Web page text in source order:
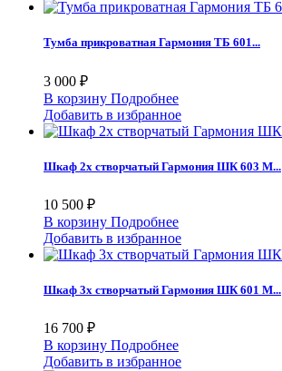
Тумба прикроватная Гармония ТБ 601...
3 000 ₽
В корзину Подробнее
Добавить в избранное
Шкаф 2х створчатый Гармония ШК 603 М...
10 500 ₽
В корзину Подробнее
Добавить в избранное
Шкаф 3х створчатый Гармония ШК 601 М...
16 700 ₽
В корзину Подробнее
Добавить в избранное